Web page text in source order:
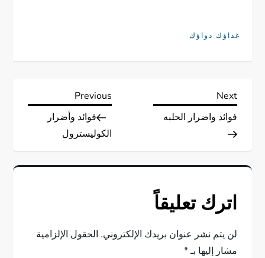
غذاؤك دواؤك
ت
ص
ا
ل
Previous
Post
Previous
فوائد وأضرار
الكوليسترول
Next
Post
Next
فوائد واضرار الحلبه
اترك تعليقاً
لن يتم نشر عنوان بريدك الإلكتروني. الحقول الإلزامية
مشار إليها بـ*